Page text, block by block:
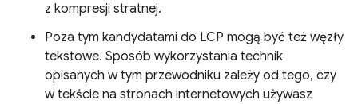
z kompresji stratnej.
Poza tym kandydatami do LCP mogą być też węzły
tekstowe. Sposób wykorzystania technik
opisanych w tym przewodniku zależy od tego, czy
w tekście na stronach internetowych używasz